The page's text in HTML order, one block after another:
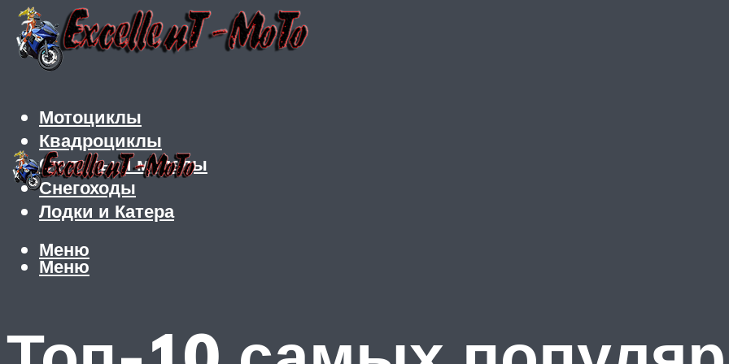
Мотоциклы
Квадроциклы
Скутеры и мопеды
Снегоходы
Лодки и Катера
Меню
Меню